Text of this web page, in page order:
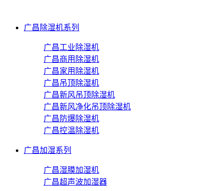
广昌除湿机系列
广昌工业除湿机
广昌商用除湿机
广昌家用除湿机
广昌吊顶除湿机
广昌新风吊顶除湿机
广昌新风净化吊顶除湿机
广昌防爆除湿机
广昌控温除湿机
广昌加湿系列
广昌湿膜加湿机
广昌超声波加湿器